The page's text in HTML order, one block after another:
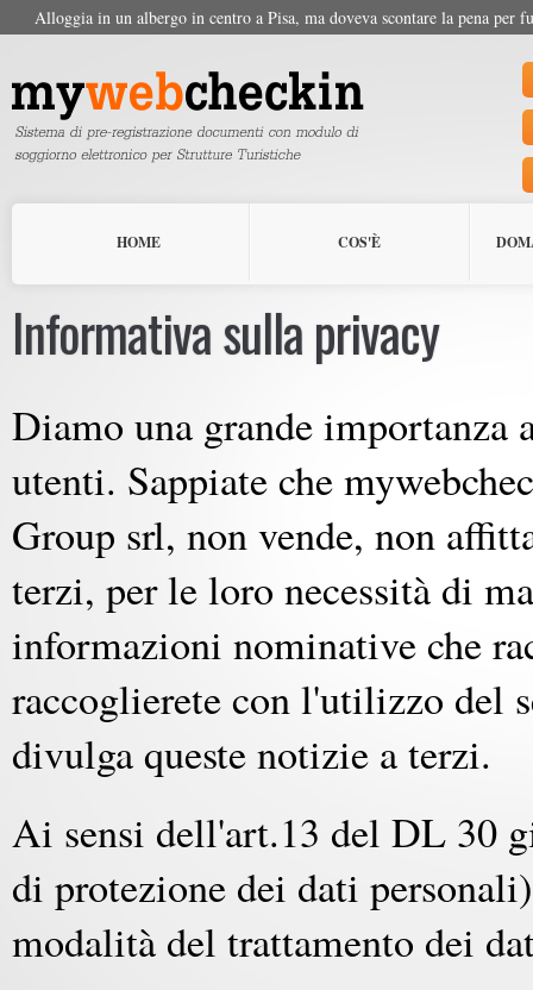
HOME COS'È
Informativa sulla privacy
Diamo una grande
utenti. Sappiate che
Group srl, non vende, non
terzi, per le loro necessità di
informazioni nominative che
raccoglierete con l'utilizzo del
divulga queste notizie a terzi.
Ai sensi dell'art.13 del DL 30
di protezione dei dati
modalità del trattamento dei
Alloggia in un albergo in centro a Pisa, ma doveva scontare la pena per